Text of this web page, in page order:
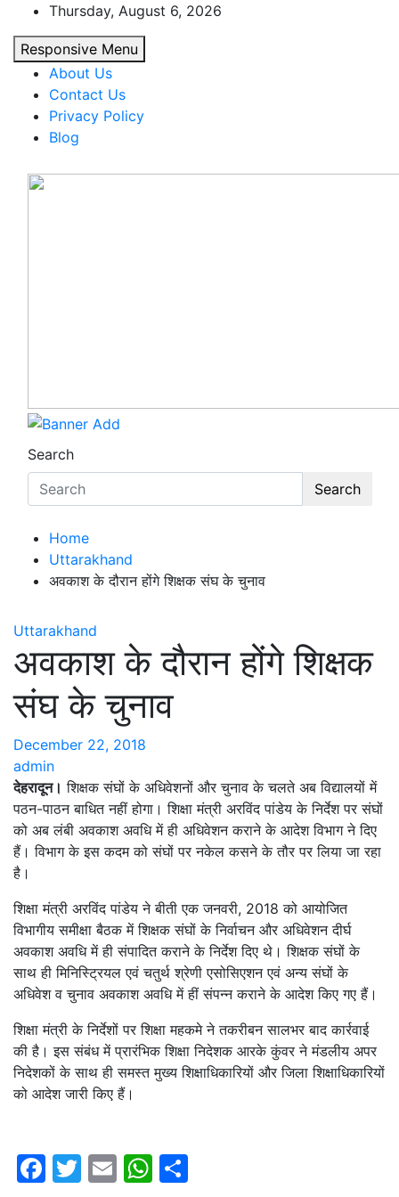
content
Thursday, August 6, 2026
Responsive Menu
About Us
Contact Us
Privacy Policy
Blog
Search
Search
Home
Uttarakhand
अवकाश के दौरान होंगे शिक्षक संघ के चुनाव
Uttarakhand
अवकाश के दौरान होंगे शिक्षक
संघ के चुनाव
December 22, 2018
admin
देहरादून। शिक्षक संघों के अधिवेशनों और चुनाव के चलते अब विद्यालयों में
पठन-पाठन बाधित नहीं होगा। शिक्षा मंत्री अरविंद पांडेय के निर्देश पर संघों
को अब लंबी अवकाश अवधि में ही अधिवेशन कराने के आदेश विभाग ने दिए
हैं। विभाग के इस कदम को संघों पर नकेल कसने के तौर पर लिया जा रहा
है।
शिक्षा मंत्री अरविंद पांडेय ने बीती एक जनवरी, 2018 को आयोजित
विभागीय समीक्षा बैठक में शिक्षक संघों के निर्वाचन और अधिवेशन दीर्घ
अवकाश अवधि में ही संपादित कराने के निर्देश दिए थे। शिक्षक संघों के
साथ ही मिनिस्ट्रियल एवं चतुर्थ श्रेणी एसोसिएशन एवं अन्य संघों के
अधिवेश व चुनाव अवकाश अवधि में हीं संपन्न कराने के आदेश किए गए हैं।
शिक्षा मंत्री के निर्देशों पर शिक्षा महकमे ने तकरीबन सालभर बाद कार्रवाई
की है। इस संबंध में प्रारंभिक शिक्षा निदेशक आरके कुंवर ने मंडलीय अपर
निदेशकों के साथ ही समस्त मुख्य शिक्षाधिकारियों और जिला शिक्षाधिकारियों
को आदेश जारी किए हैं।
Facebook
Twitter
EmailWhatsApp